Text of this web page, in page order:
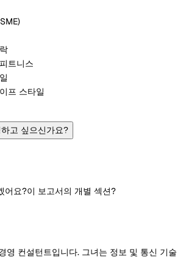
트니스
프 스타일
고 싶으신가요?
어요?이 보고서의 개별 섹션?
영 컨설턴트입니다. 그녀는 정보 및 통신 기술